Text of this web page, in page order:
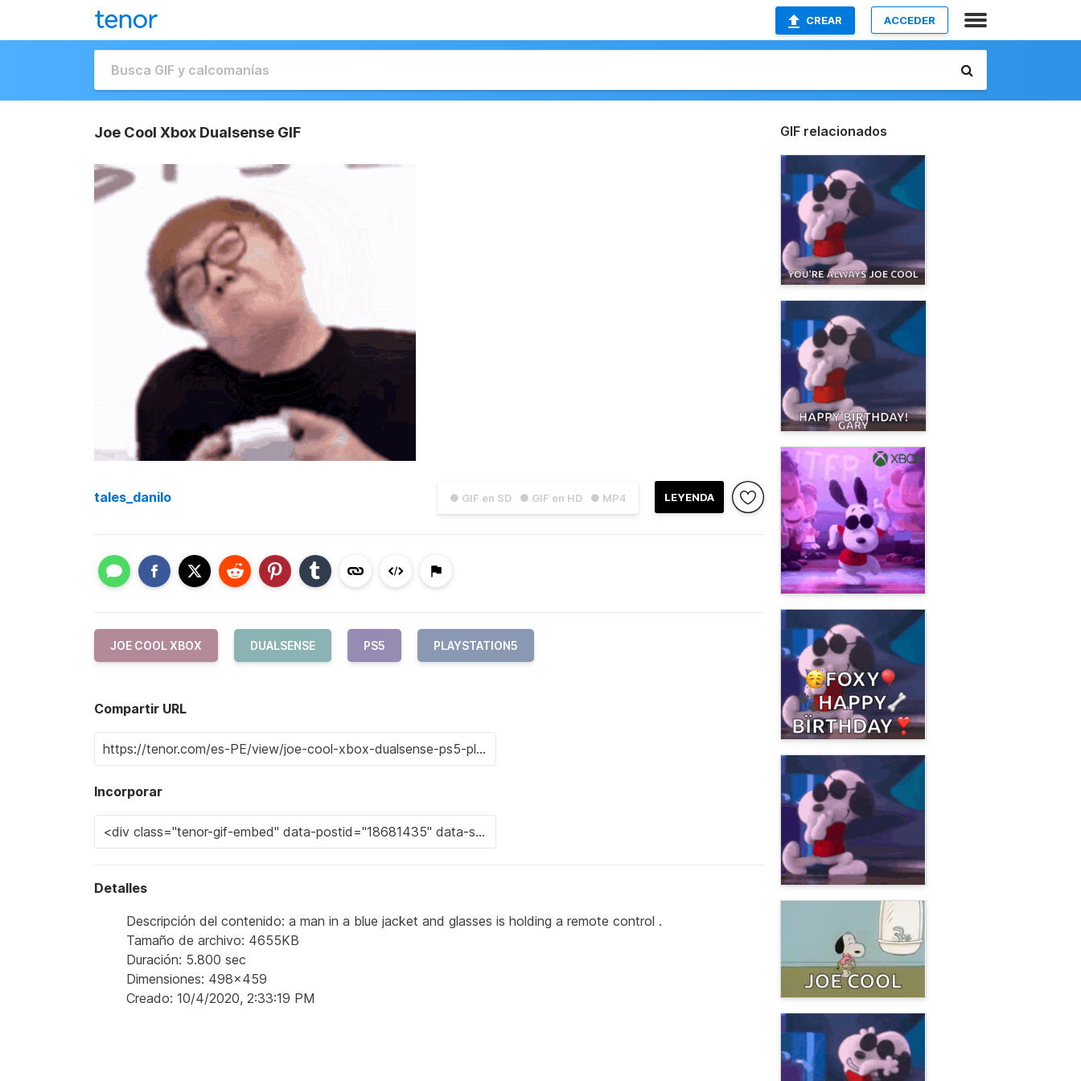
CREAR ACCEDER
Joe Cool Xbox Dualsense GIF
● GIF en SD ● GIF en HD ● MP4 LEYENDA
tales_danilo
JOE COOL XBOX DUALSENSE PS5 PLAYSTATION5
Compartir URL
Incorporar
Detalles
Descripción del contenido: a man in a blue jacket and glasses is holding a remote control .
Tamaño de archivo: 4655KB
Duración: 5.800 sec
Dimensiones: 498x459
Creado: 10/4/2020, 2:33:19 PM
GIF relacionados